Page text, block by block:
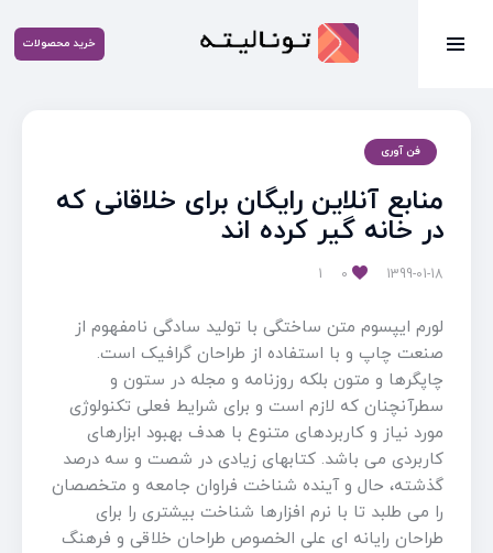
خرید محصولات
فن آوری
منابع آنلاین رایگان برای خلاقانی که
در خانه گیر کرده اند
1399-01-18
0
1
لورم ایپسوم متن ساختگی با تولید سادگی نامفهوم از
صنعت چاپ و با استفاده از طراحان گرافیک است.
چاپگرها و متون بلکه روزنامه و مجله در ستون و
سطرآنچنان که لازم است و برای شرایط فعلی تکنولوژی
مورد نیاز و کاربردهای متنوع با هدف بهبود ابزارهای
کاربردی می باشد. کتابهای زیادی در شصت و سه درصد
گذشته، حال و آینده شناخت فراوان جامعه و متخصصان
را می طلبد تا با نرم افزارها شناخت بیشتری را برای
طراحان رایانه ای علی الخصوص طراحان خلاقی و فرهنگ